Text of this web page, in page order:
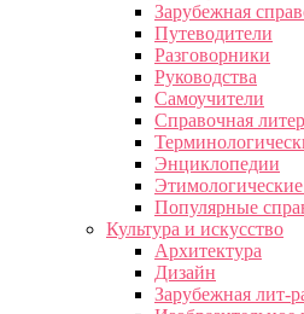
Зарубежная
Путеводители
Разговорники
Руководства
Самоучители
Справочная
Энциклопедии
Популярные
Культура и искусство
Архитектура
Дизайн
Зарубежная лит-